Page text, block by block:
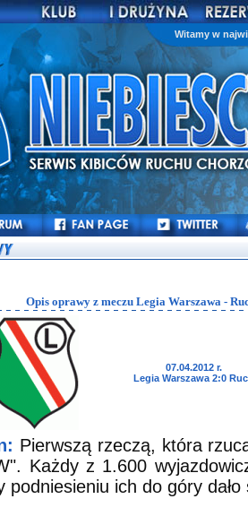
Witamy w
Opis oprawy z meczu Legia Warszawa -
07.04.2012 r.
Legia Warszawa 2:0
Pierwszą rzeczą, która
Każdy z 1.600
podniesieniu ich do góry